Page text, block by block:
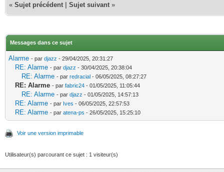
« Sujet précédent Sujet suivant »
Messages dans ce sujet
Alarme - par djazz - 29/04/2025, 20:31:27
RE: Alarme - par djazz - 30/04/2025, 20:38:04
RE: Alarme - par redracial - 06/05/2025, 08:27:27
RE: Alarme - par fabric24 - 01/05/2025, 11:05:44
RE: Alarme - par djazz - 01/05/2025, 14:57:13
RE: Alarme - par Ives - 06/05/2025, 22:57:53
RE: Alarme - par atena-ps - 26/05/2025, 15:25:10
Voir une version imprimable
Utilisateur(s) parcourant ce sujet : 1 visiteur(s)